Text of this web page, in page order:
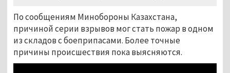
По сообщениям Минобороны Казахстана,
причиной серии взрывов мог стать пожар в одном
из складов с боеприпасами. Более точные
причины происшествия пока выясняются.